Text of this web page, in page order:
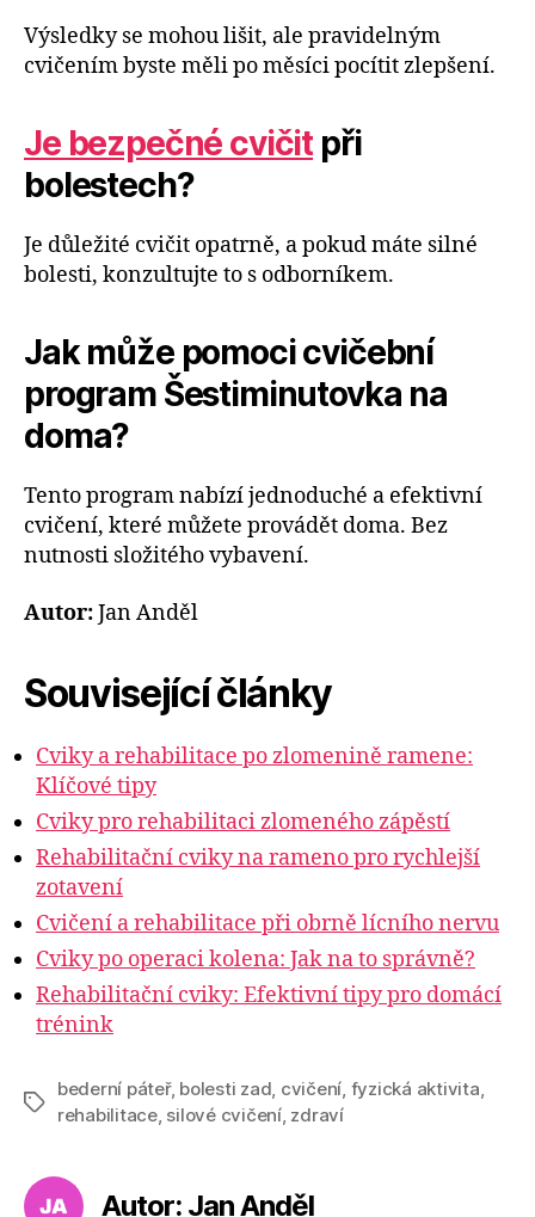
Výsledky se mohou lišit, ale pravidelným
cvičením byste měli po měsíci pocítit zlepšení.
Je bezpečné cvičitpři
bolestech?
Je důležité cvičit opatrně, a pokud máte silné
bolesti, konzultujte to s odborníkem.
Jak může pomoci cvičební
program Šestiminutovka na
doma?
Tento program nabízí jednoduché a efektivní
cvičení, které můžete provádět doma. Bez
nutnosti složitého vybavení.
Autor:Jan Anděl
Související články
Cviky a rehabilitace po zlomenině ramene:
Klíčové tipy
Cviky pro rehabilitaci zlomeného zápěstí
Rehabilitační cviky na rameno pro rychlejší
zotavení
Cvičení a rehabilitace při obrně lícního nervu
Cviky po operaci kolena: Jak na to správně?
Rehabilitační cviky: Efektivní tipy pro domácí
trénink
Štítky
bederní páteř, bolesti zad, cvičení, fyzická aktivita,
rehabilitace, silové cvičení, zdraví
Autor: Jan Anděl